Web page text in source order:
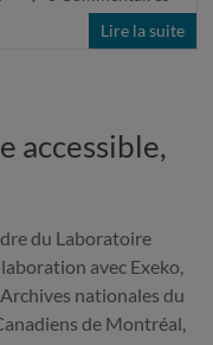
Lire la suite
accessible,
du Laboratoire
avec Exeko,
nationales du
de Montréal,